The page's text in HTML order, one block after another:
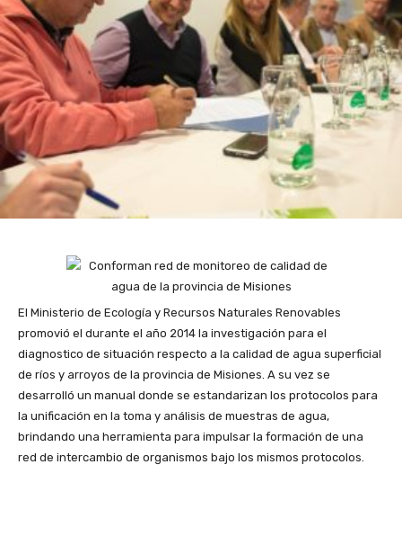
El Ministerio de Ecología y Recursos Naturales Renovables
promovió el durante el año 2014 la investigación para el
diagnostico de situación respecto a la calidad de agua superficial
de ríos y arroyos de la provincia de Misiones. A su vez se
desarrolló un manual donde se estandarizan los protocolos para
la unificación en la toma y análisis de muestras de agua,
brindando una herramienta para impulsar la formación de una
red de intercambio de organismos bajo los mismos protocolos.